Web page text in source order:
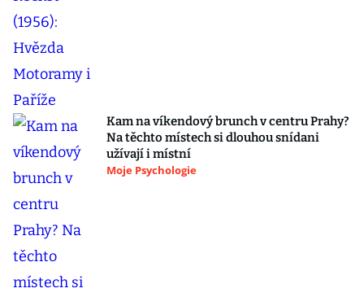
Kam na víkendový brunch v centru Prahy?
Na těchto místech si dlouhou snídani
užívají i místní
Moje Psychologie